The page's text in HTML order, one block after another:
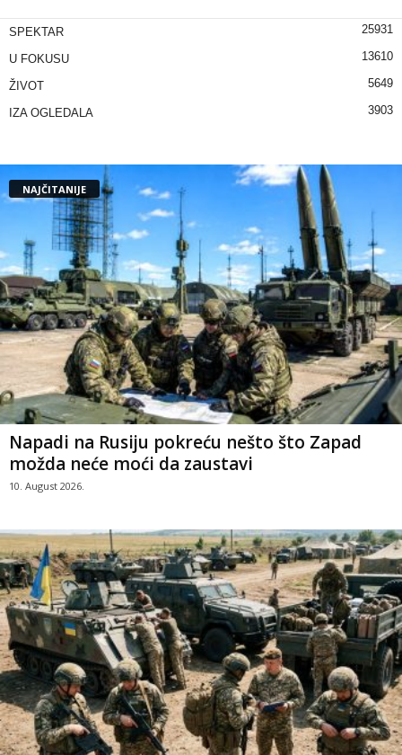
SPEKTAR 25931
U FOKUSU 13610
ŽIVOT 5649
IZA OGLEDALA 3903
NAJČITANIJE
Napadi na Rusiju pokreću nešto što Zapad
možda neće moći da zaustavi
10. August 2026.